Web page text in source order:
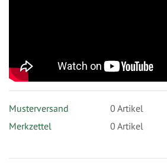
Musterversand 0 Artikel
Merkzettel
0 Artikel